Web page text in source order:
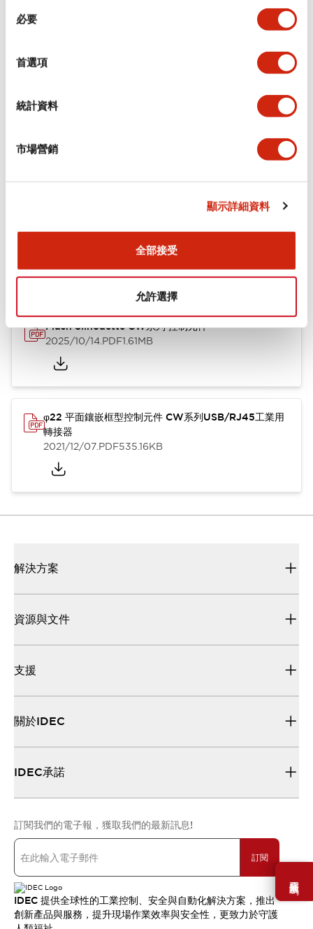
必要
首選項
統計資料
市場營銷
顯示詳細資料
全部接受
允許選擇
需要幫助嗎？
環境規範
功能規格
機械規格
型錄和宣傳手冊 CAD檔 認證與標準
Flush Silhouette CW系列 控制元件
2025/10/14.PDF1.61MB
φ22 平面鑲嵌框型控制元件 CW系列USB/RJ45工業用
轉接器
2021/12/07.PDF535.16KB
解決方案
資源與文件
支援
關於IDEC
IDEC承諾
訂閱我們的電子報，獲取我們的最新訊息!
訂閱
IDEC 提供全球性的工業控制、安全與自動化解決方案，推出
創新產品與服務，提升現場作業效率與安全性，更致力於守護